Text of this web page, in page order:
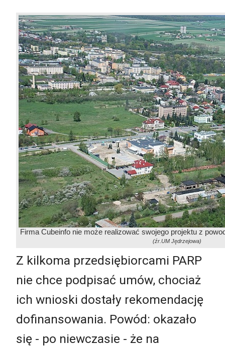
Firma Cubeinfo nie może realizować swojego projektu z
(źr.UM Jędrzejowa)
Z kilkoma przedsiębiorcami PARP
nie chce podpisać umów, chociaż
ich wnioski dostały rekomendację
dofinansowania. Powód: okazało
się - po niewczasie - że na